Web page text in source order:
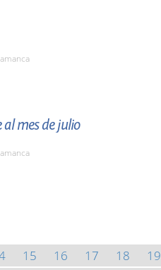
mes de julio
15 16 17 18 19